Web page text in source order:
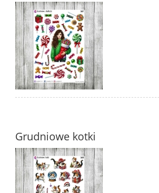
Grudniowe kotki